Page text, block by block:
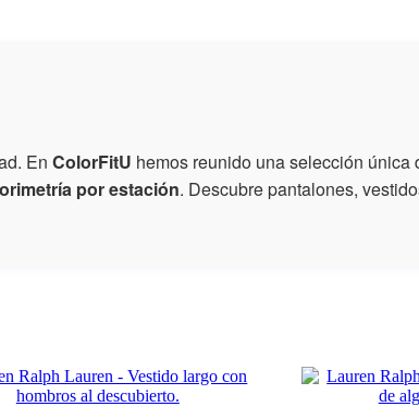
En ColorFitU hemos reunido una selección
por estación. Descubre pantalones,